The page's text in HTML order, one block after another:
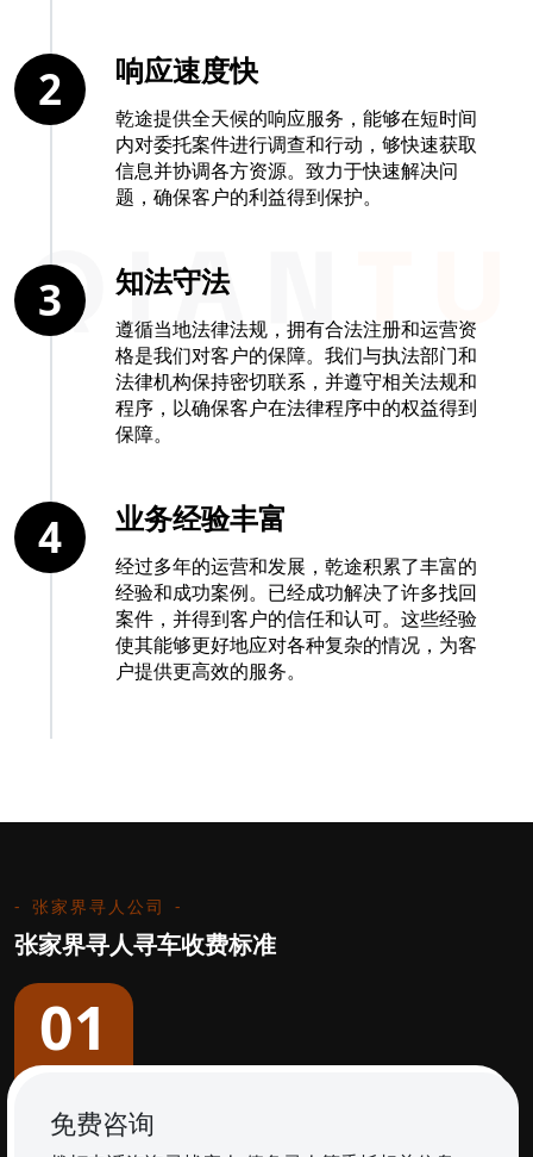
响应速度快
乾途提供全天候的响应服务，能够在短时间
内对委托案件进行调查和行动，够快速获取
信息并协调各方资源。致力于快速解决问
题，确保客户的利益得到保护。
2
知法守法
遵循当地法律法规，拥有合法注册和运营资
格是我们对客户的保障。我们与执法部门和
法律机构保持密切联系，并遵守相关法规和
程序，以确保客户在法律程序中的权益得到
保障。
3
业务经验丰富
经过多年的运营和发展，乾途积累了丰富的
经验和成功案例。已经成功解决了许多找回
案件，并得到客户的信任和认可。这些经验
使其能够更好地应对各种复杂的情况，为客
户提供更高效的服务。
4
张家界寻人公司
张家界寻人寻车收费标准
01
免费咨询